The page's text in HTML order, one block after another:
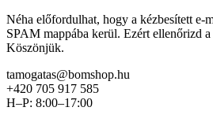
Néha előfordulhat, hogy a kézbesített e-
SPAM mappába kerül. Ezért ellenőrizd
Köszönjük.
tamogatas@bomshop.hu
+420 705 917 585
H–P: 8:00–17:00